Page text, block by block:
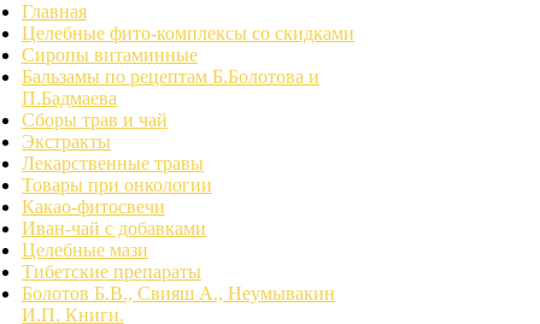
Главная
Целебные фито-комплексы со скидками
Сиропы витаминные
Бальзамы по рецептам Б.Болотова и
П.Бадмаева
Сборы трав и чай
Экстракты
Лекарственные травы
Товары при онкологии
Какао-фитосвечи
Иван-чай с добавками
Целебные мази
Тибетские препараты
Болотов Б.В., Свияш А., Неумывакин
И.П. Книги.